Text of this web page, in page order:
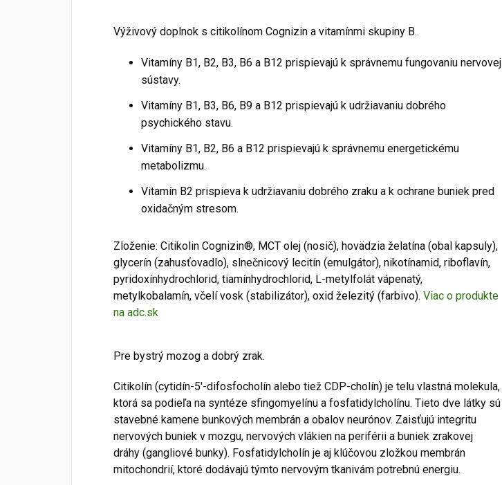
Výživový doplnok s citikolínom Cognizin a vitamínmi skupiny B.
Vitamíny B1, B2, B3, B6 a B12 prispievajú k správnemu fungovaniu nervovej
sústavy.
Vitamíny B1, B3, B6, B9 a B12 prispievajú k udržiavaniu dobrého
psychického stavu.
Vitamíny B1, B2, B6 a B12 prispievajú k správnemu energetickému
metabolizmu.
Vitamín B2 prispieva k udržiavaniu dobrého zraku a k ochrane buniek pred
oxidačným stresom.
Zloženie: Citikolin Cognizin®, MCT olej (nosič), hovädzia želatína (obal kapsuly),
glycerín (zahusťovadlo), slnečnicový lecitín (emulgátor), nikotínamid, riboflavín,
pyridoxínhydrochlorid, tiamínhydrochlorid, L-metylfolát vápenatý,
metylkobalamín, včelí vosk (stabilizátor), oxid železitý (farbivo). Viac o produkte
na adc.sk
Pre bystrý mozog a dobrý zrak.
Citikolín (cytidín-5'-difosfocholín alebo tiež CDP-cholín) je telu vlastná molekula,
ktorá sa podieľa na syntéze sfingomyelínu a fosfatidylcholínu. Tieto dve látky sú
stavebné kamene bunkových membrán a obalov neurónov. Zaisťujú integritu
nervových buniek v mozgu, nervových vlákien na periférii a buniek zrakovej
dráhy (gangliové bunky). Fosfatidylcholín je aj klúčovou zložkou membrán
mitochondrií, ktoré dodávajú týmto nervovým tkanivám potrebnú energiu.